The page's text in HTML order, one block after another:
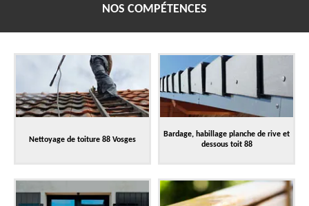
NOS COMPÉTENCES
Nettoyage de toiture 88 Vosges
Bardage, habillage planche de rive et
dessous toit 88